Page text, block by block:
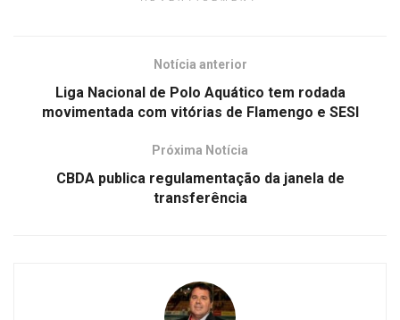
Notícia anterior
Liga Nacional de Polo Aquático tem rodada
movimentada com vitórias de Flamengo e SESI
Próxima Notícia
CBDA publica regulamentação da janela de
transferência